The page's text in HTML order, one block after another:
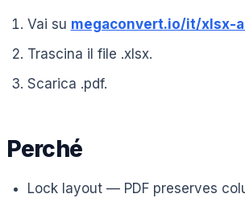
Vai su megaconvert.io/it/xlsx-
Trascina il file .xlsx.
Scarica .pdf.
Perché
Lock layout — PDF preserves